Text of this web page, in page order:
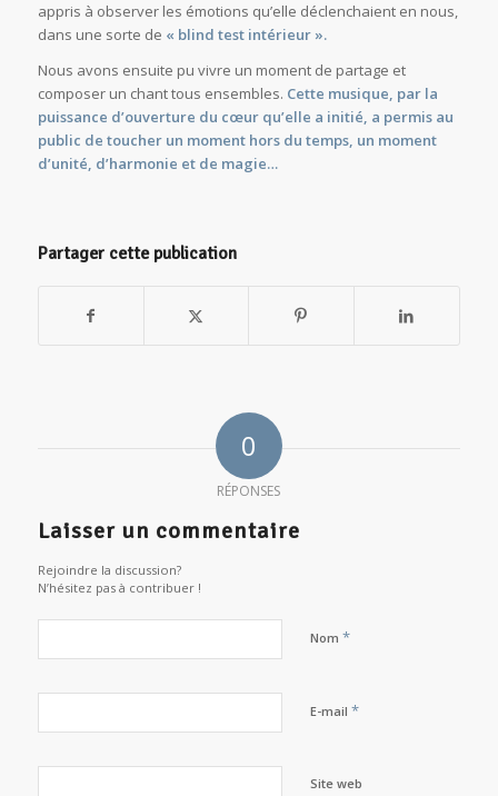
appris à observer les émotions qu’elle déclenchaient en nous,
dans une sorte de « blind test intérieur ».
Nous avons ensuite pu vivre un moment de partage et
composer un chant tous ensembles. Cette musique, par la
puissance d’ouverture du cœur qu’elle a initié, a permis au
public de toucher un moment hors du temps, un moment
d’unité, d’harmonie et de magie…
Partager cette publication
0
RÉPONSES
Laisser un commentaire
Rejoindre la discussion?
N’hésitez pas à contribuer !
Nom *
E-mail *
Site web